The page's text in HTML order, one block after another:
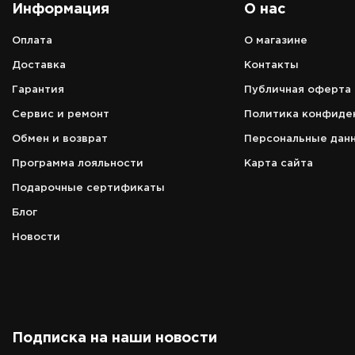
Информация
Оплата
Доставка
Гарантия
Сервис и ремонт
Обмен и возврат
Программа лояльности
Подарочные сертификаты
Блог
Новости
О нас
О магазине
Контакты
Публичная оферта
Политика
Персональные
Карта сайта
г. Елизово, ул. Звёздная, д. 14, 1
зависит от расписания вылета/
Телефон
Подписка на наши новости